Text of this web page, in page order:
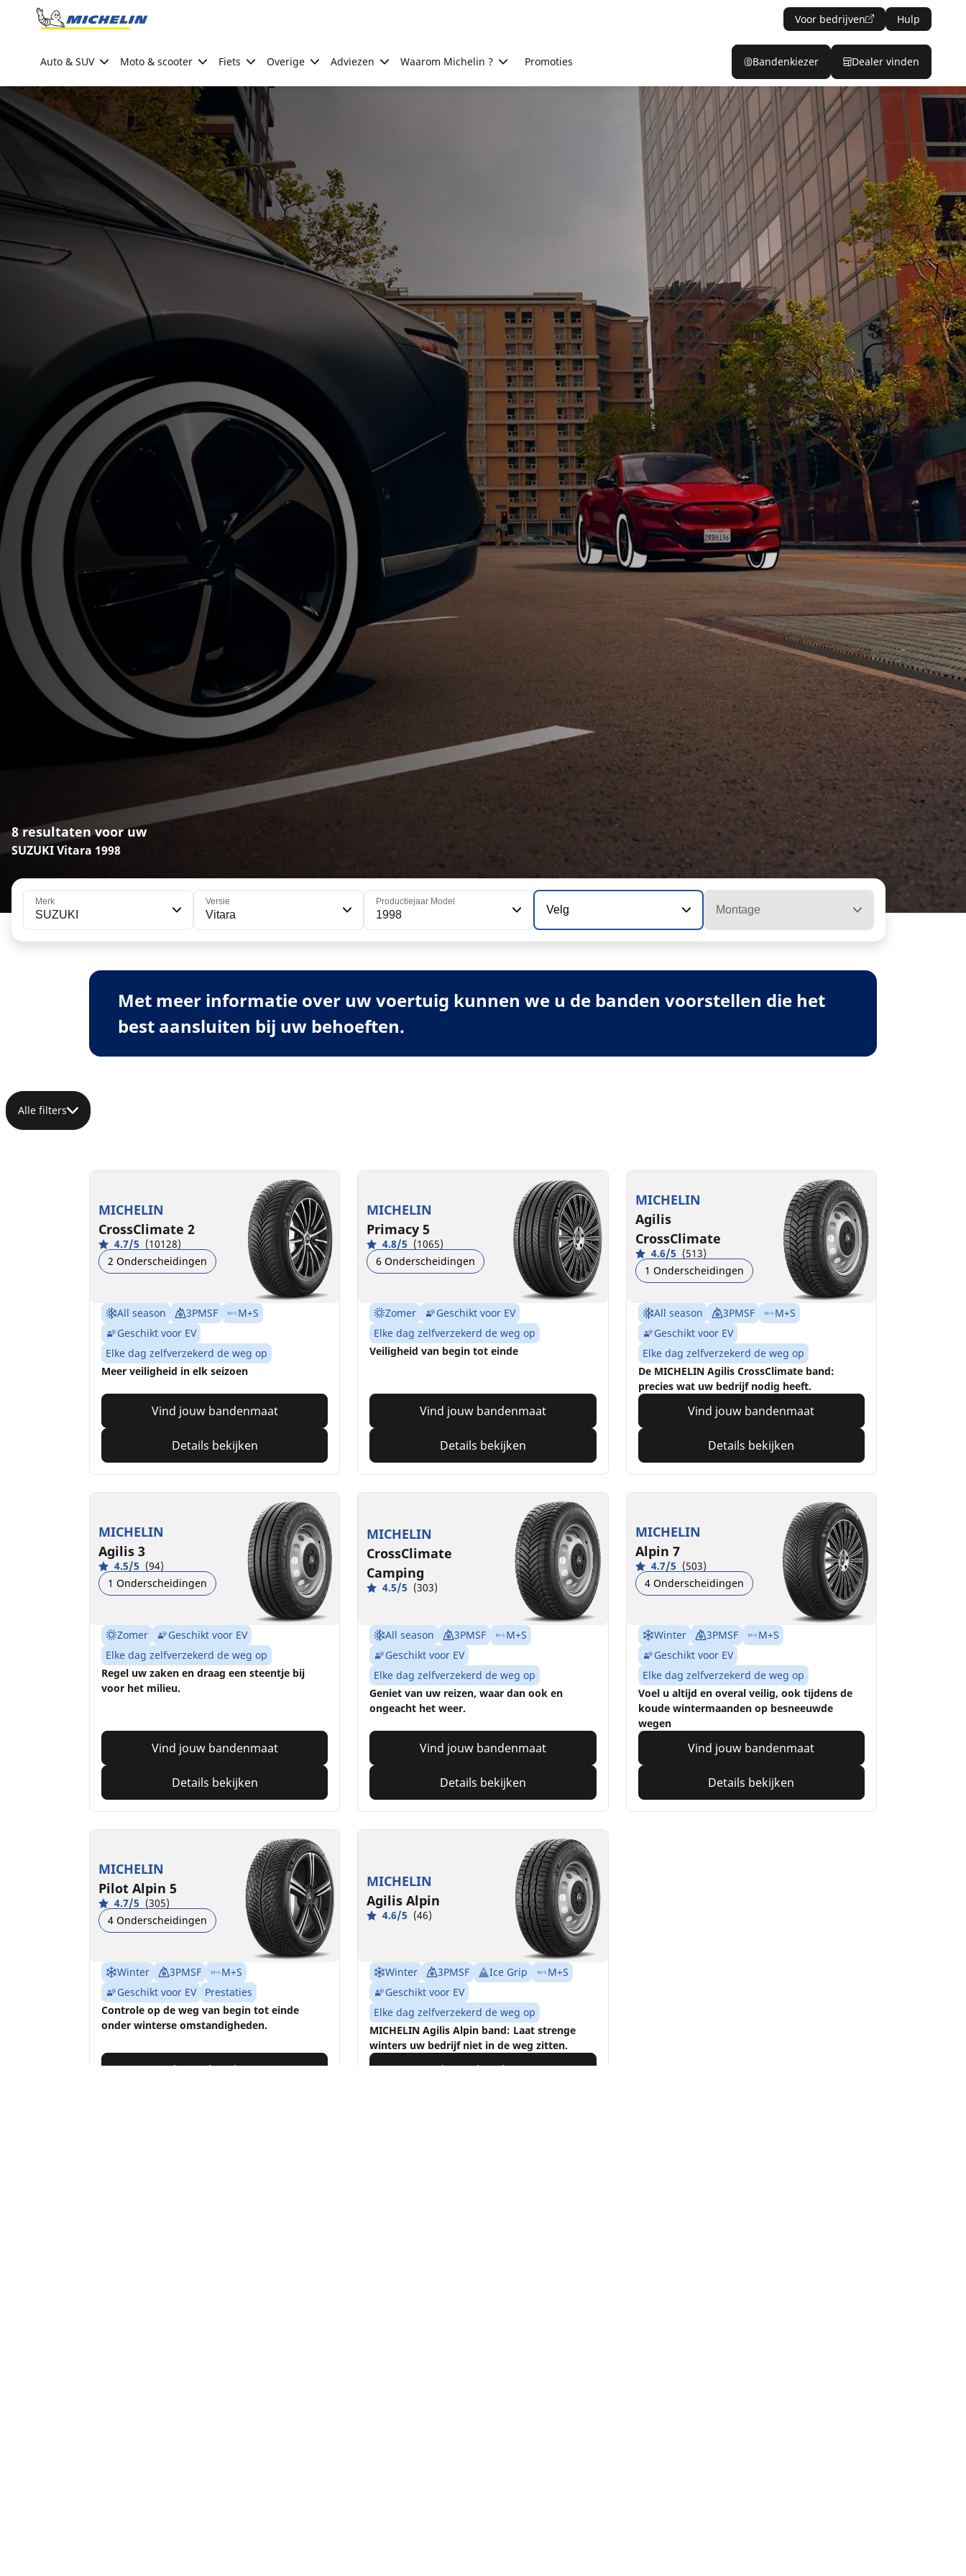
Go to page content
Voor bedrijven Hulp
Auto & SUV Moto & scooter Fiets Overige Adviezen Waarom Michelin ? Promoties Bandenkiezer Dealer vinden
8 resultaten voor uw
SUZUKI Vitara 1998
Merk
SUZUKI
Versie
Vitara
Productiejaar Model
1998 Velg Montage
Met meer informatie over uw voertuig kunnen we u de banden voorstellen die het
best aansluiten bij uw behoeften.
Alle filters
MICHELIN
CrossClimate 2
4.7/5 (10128)
2 Onderscheidingen
All season 3PMSF
M+S
Geschikt voor EV
Elke dag zelfverzekerd de weg op
Meer veiligheid in elk seizoen
Vind jouw bandenmaat
Details bekijken
MICHELIN
Primacy 5
4.8/5 (1065)
6 Onderscheidingen
Zomer
Geschikt voor EV
Elke dag zelfverzekerd de weg op
Veiligheid van begin tot einde
Vind jouw bandenmaat
Details bekijken
MICHELIN
Agilis
CrossClimate
4.6/5 (513)
1 Onderscheidingen
All season 3PMSF
M+S
Geschikt voor EV
Elke dag zelfverzekerd de weg op
De MICHELIN Agilis CrossClimate band:
precies wat uw bedrijf nodig heeft.
Vind jouw bandenmaat
Details bekijken
MICHELIN
Agilis 3
4.5/5 (94)
1 Onderscheidingen
Zomer
Geschikt voor EV
Elke dag zelfverzekerd de weg op
Regel uw zaken en draag een steentje bij
voor het milieu.
Vind jouw bandenmaat
Details bekijken
MICHELIN
CrossClimate
Camping
4.5/5 (303)
All season 3PMSF
M+S
Geschikt voor EV
Elke dag zelfverzekerd de weg op
Geniet van uw reizen, waar dan ook en
ongeacht het weer.
Vind jouw bandenmaat
Details bekijken
MICHELIN
Alpin 7
4.7/5 (503)
4 Onderscheidingen
Winter 3PMSF
M+S
Geschikt voor EV
Elke dag zelfverzekerd de weg op
Voel u altijd en overal veilig, ook tijdens de
koude wintermaanden op besneeuwde
wegen
Vind jouw bandenmaat
Details bekijken
MICHELIN
Pilot Alpin 5
4.7/5 (305)
4 Onderscheidingen
Winter 3PMSF
M+S
Geschikt voor EV
Prestaties
Controle op de weg van begin tot einde
onder winterse omstandigheden.
Vind jouw bandenmaat
MICHELIN
Agilis Alpin
4.6/5 (46)
Winter 3PMSF Ice Grip
M+S
Geschikt voor EV
Elke dag zelfverzekerd de weg op
MICHELIN Agilis Alpin band: Laat strenge
winters uw bedrijf niet in de weg zitten.
Vind jouw bandenmaat